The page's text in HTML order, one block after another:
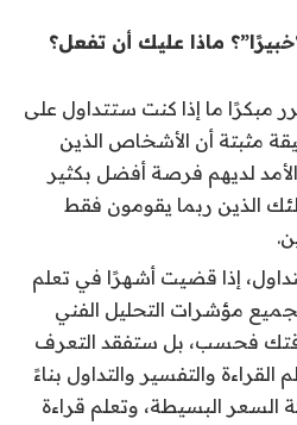
ماذا عليك أن تفعل؟
مبكرًا ما إذا كنت ستتداول على
مثبتة أن الأشخاص الذين
لديهم فرصة أفضل بكثير
الذين ربما يقومون فقط
إذا قضيت أشهرًا في تعلم
مؤشرات التحليل الفني
فحسب، بل ستفقد التعرف
والتفسير والتداول بناءً
السعر البسيطة، وتعلم قراءة